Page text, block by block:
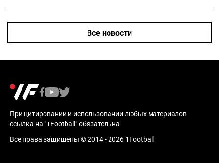
Все новости
При цитировании и использовании любых материалов
ссылка на "1Football" обязательна
Все права защищены © 2014 - 2026 1Football